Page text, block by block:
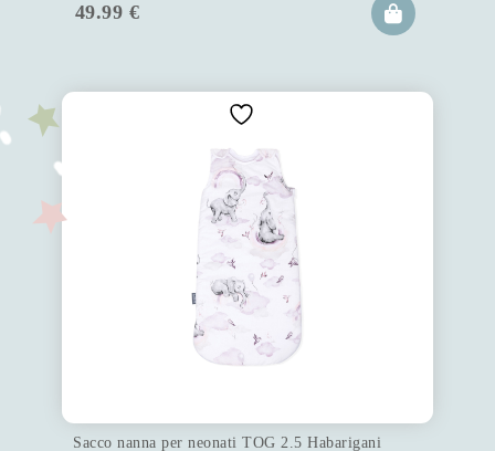
49.99 €
Sacco nanna per neonati TOG 2.5 Habarigani